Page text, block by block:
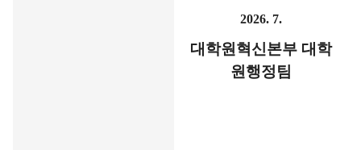
2026. 7.
대학원혁신본부 대학
원행정팀